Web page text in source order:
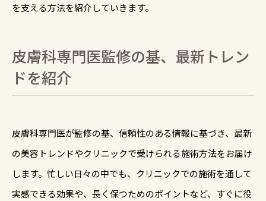
を支える方法を紹介していきます。
皮膚科専門医監修の基、最新トレン
ドを紹介
皮膚科専門医が監修の基、信頼性のある情報に基づき、最新
の美容トレンドやクリニックで受けられる施術方法をお届け
します。忙しい日々の中でも、クリニックでの施術を通して
実感できる効果や、長く保つためのポイントなど、すぐに役